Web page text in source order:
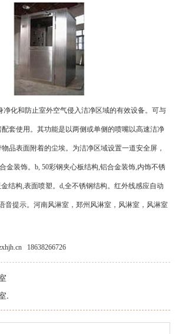
净化和防止室外空气侵入洁净区域的有效设备。可与
套使用。其功能是以两侧或单侧的喷嘴以高速洁净
品表面附着的尘埃。为洁净区域设置一道安全屏，
金装饰。b, 50彩钢夹心板结构,铝合金装饰,内饰不锈
结构,表面喷塑。d,全不锈钢结构。红外线感应自动
音提示。河南风淋室，郑州风淋室，风淋室，风淋室
18638266726
.